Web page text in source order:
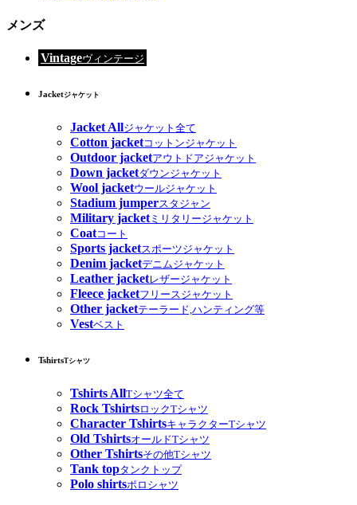
メンズ
Vintageヴィンテージ
Jacketジャケット
Jacket Allジャケット全て
Cotton jacketコットンジャケット
Outdoor jacketアウトドアジャケット
Down jacketダウンジャケット
Wool jacketウールジャケット
Stadium jumperスタジャン
Military jacketミリタリージャケット
Coatコート
Sports jacketスポーツジャケット
Denim jacketデニムジャケット
Leather jacketレザージャケット
Fleece jacketフリースジャケット
Other jacketテーラード,ハンティング等
Vestベスト
TshirtsTシャツ
Tshirts AllTシャツ全て
Rock TshirtsロックTシャツ
Character TshirtsキャラクターTシャツ
Old TshirtsオールドTシャツ
Other Tshirtsその他Tシャツ
Tank topタンクトップ
Polo shirtsポロシャツ